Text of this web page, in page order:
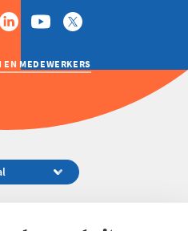
EN MEDEWERKERS